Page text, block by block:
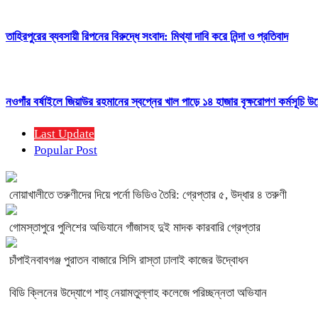
তাহিরপুরের ব্যবসায়ী রিপনের বিরুদ্ধে সংবাদ: মিথ্যা দাবি করে নিন্দা ও প্রতিবাদ
নওগাঁর বর্ষাইলে জিয়াউর রহমানের স্বপ্নের খাল পাড়ে ১৪ হাজার বৃক্ষরোপণ কর্মসূচি
Last Update
Popular Post
নোয়াখালীতে তরুণীদের দিয়ে পর্নো ভিডিও তৈরি: গ্রেপ্তার ৫, উদ্ধার ৪ তরুণী
গোমস্তাপুরে পুলিশের অভিযানে গাঁজাসহ দুই মাদক কারবারি গ্রেপ্তার
চাঁপাইনবাবগঞ্জ পুরাতন বাজারে সিসি রাস্তা ঢালাই কাজের উদ্বোধন
বিডি ক্লিনের উদ্যোগে শাহ্ নেয়ামতুল্লাহ কলেজে পরিচ্ছন্নতা অভিযান